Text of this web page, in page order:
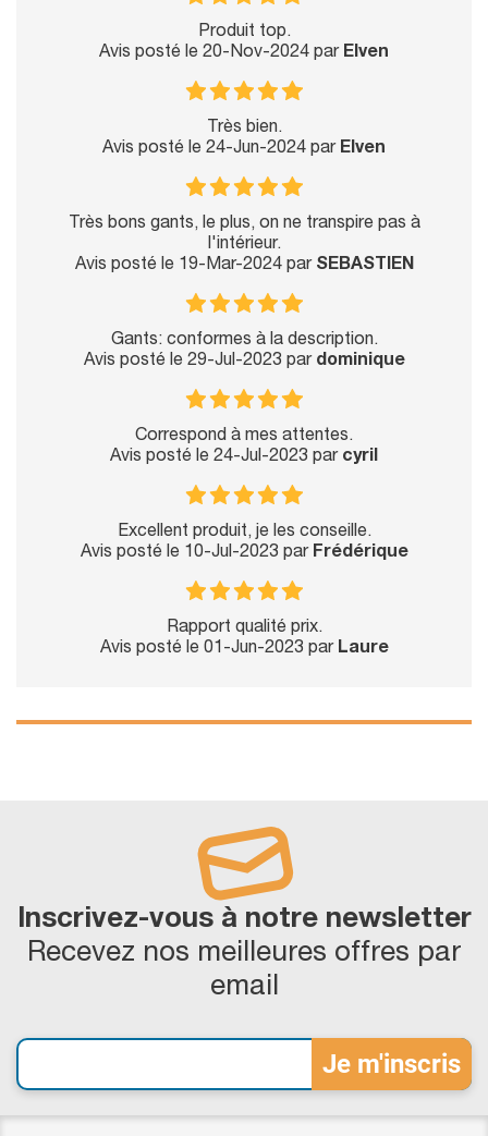
Produit top.
Avis posté le 20-Nov-2024 par Elven
Très bien.
Avis posté le 24-Jun-2024 par Elven
Très bons gants, le plus, on ne transpire pas à
l'intérieur.
Avis posté le 19-Mar-2024 par SEBASTIEN
Gants: conformes à la description.
Avis posté le 29-Jul-2023 par dominique
Correspond à mes attentes.
Avis posté le 24-Jul-2023 par cyril
Excellent produit, je les conseille.
Avis posté le 10-Jul-2023 par Frédérique
Rapport qualité prix.
Avis posté le 01-Jun-2023 par Laure
Inscrivez-vous à notre newsletter
Recevez nos meilleures offres par
email